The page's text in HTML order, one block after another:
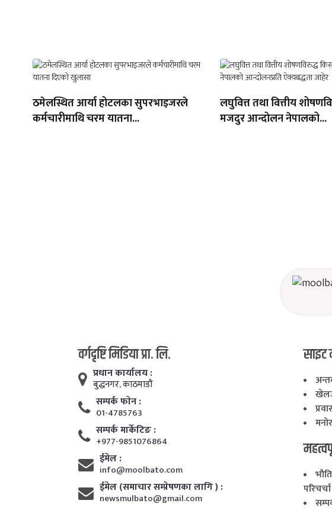
ठमेलस्थित आर्या होटलका सुपरभाइजरले
कर्मचारीमाथि चरम यातना...
लघुवित्त तथा वित्तीय
मजदुर आन्दोलन नेपालको...
वर्गदृष्टि मिडिया प्रा. लि.
प्रधान कार्यालय :
बुद्धनगर, काठमाडाैं
सम्पर्क फाेन :
01-4785763
सम्पर्क मार्केटिङ :
+977-9851076864
ईमेल :
info@moolbato.com
ईमेल (समाचार सम्प्रेषणका लागि ) :
newsmulbato@gmail.com